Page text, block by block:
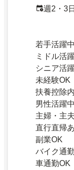
週2・3
若手活躍中
ミドル活
シニア活
未経験OK
扶養控除
男性活躍中
主婦・主
直行直帰
副業OK
バイク通
車通勤OK